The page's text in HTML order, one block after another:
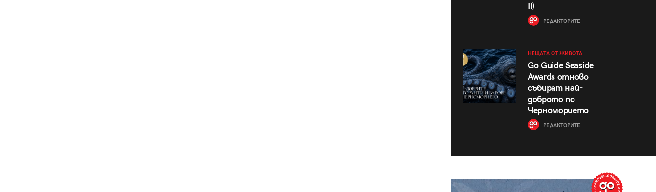
II)
РЕДАКТОРИТЕ
НЕЩАТА ОТ ЖИВОТА
Go Guide Seaside
Awards отново
събират най-
доброто по
Черноморието
РЕДАКТОРИТЕ